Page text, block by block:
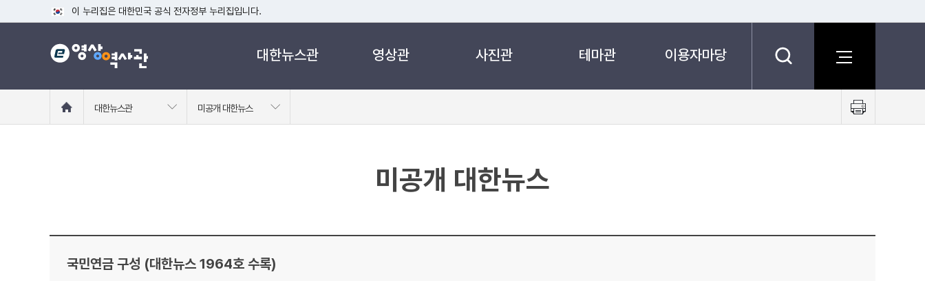
이 누리집은 대한민국 공식 전자정부 누리집입니다.
공식 누리집 주소 확인하기
go.kr 주소를 사용하는 누리집은 대한민국 정부기관이 관리하는 누리집입니다.
대한뉴스관 영상관 사진관 테마관 이용자마당
로
대한뉴스관 미공개 대한뉴스
트
미공개 대한뉴스
국민연금 구성 (대한뉴스 1964호 수록)